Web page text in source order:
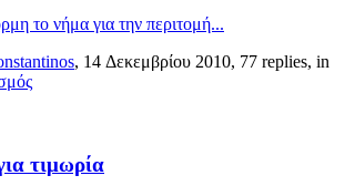
το νήμα για την περιτομή...
, 14 Δεκεμβρίου 2010, 77 replies, in
τιμωρία